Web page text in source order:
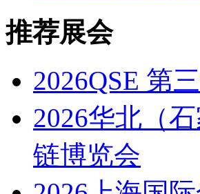
推荐展会
2026QSE 第
2026华北（
链博览会